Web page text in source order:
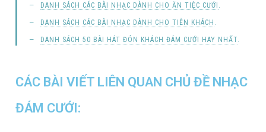
DANH SÁCH CÁC BÀI NHẠC DÀNH CHO ĂN TIỆC CƯỚI
DANH SÁCH CÁC BÀI NHẠC DÀNH CHO TIỄN KHÁCH
DANH SÁCH 50 BÀI HÁT ĐÓN KHÁCH ĐÁM CƯỚI HAY NHẤT.
CÁC BÀI VIẾT LIÊN QUAN CHỦ ĐỀ NHẠC
ĐÁM CƯỚI: